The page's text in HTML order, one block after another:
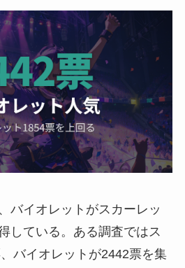
バイオレットがスカーレッ
している。ある調査ではス
バイオレットが2442票を集